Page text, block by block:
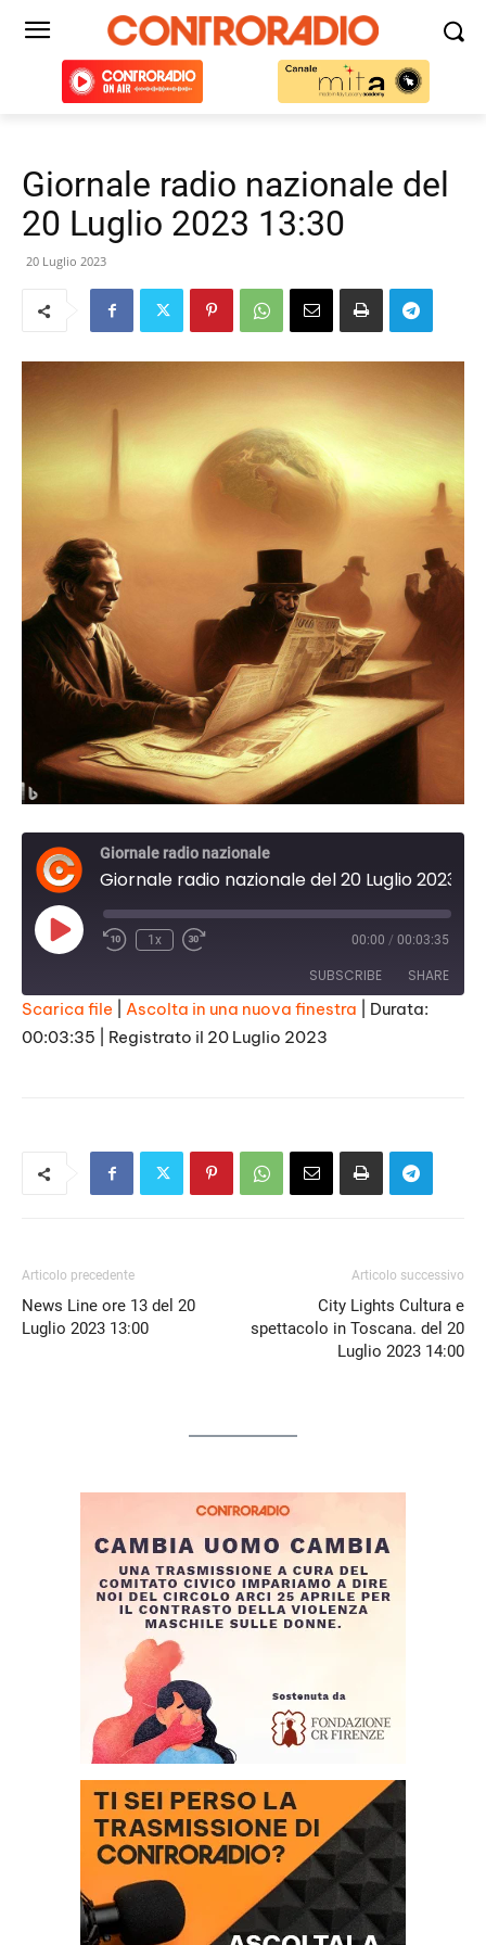
Giornale radio nazionale del
20 Luglio 2023 13:30
20 Luglio 2023
Giornale radio nazionale
Play
Episode
1x 00:00 / 00:03:35
SUBSCRIBE SHARE
SHARE
Scarica file Ascolta in una nuova finestra
Durata:
00:03:35
Registrato il 20 Luglio 2023
Articolo precedente
News Line ore 13 del 20
Luglio 2023 13:00
Articolo successivo
City Lights Cultura e
spettacolo in Toscana. del 20
Luglio 2023 14:00